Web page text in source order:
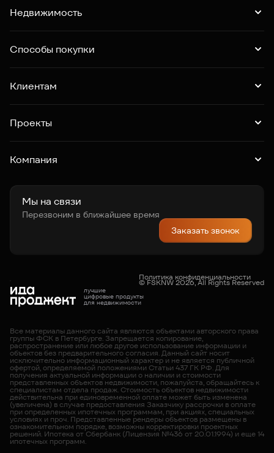
Недвижимость
Квартиры
Машино-места
Коммерция
Способы покупки
Ипотека
Trade-in
Господдержка
Клиентам
Выдача ключей
Контакты
Проекты
Новгородская 8
Зум на Неве
Квартал "Новый Московский"
Компания
Карьера
Мы на связи
Перезвоним в ближайшее время
Заказать звонок
лучшие
цифровые продукты
для недвижимости
Политика конфиденциальности
© FSKNW 2026, All Rights Reserved
Все материалы данного сайта являются объектами авторского права
группы ФСК в Петербурге. Запрещается копирование,
распространение или любое другое использование информации и
объектов без предварительного согласия. Данный сайт носит
исключительно информационный характер и не является публичной
офертой, определяемой положениями Статьи 437 ГК РФ. Для
получения актуальной информации о наличии и стоимости
представленных объектов недвижимости, пожалуйста, обращайтесь к
специалистам отдела продаж. Cтоимость объектов недвижимости
действительна при единовременной оплате может быть изменена
(увеличена) в случае предоставления Заказчику рассрочки в оплате
при определенных ипотечных программам, при акциях, специальных
условиях и проч. Представленные рендеры объектов размещены в
ознакомительном порядке, возможны корректировки проектных
решений. Ипотека от Сбербанк (Лицензия №436 от 20.01.1994) и еще 14
ипотечных программ.